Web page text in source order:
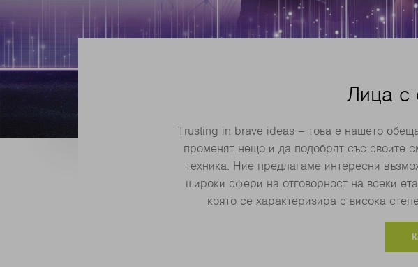
Лица с
Trusting in brave ideas – това е нашето
променят нещо и да подобрят със своите
техника. Ние предлагаме интересни
широки сфери на отговорност на всеки
която се характеризира с висока